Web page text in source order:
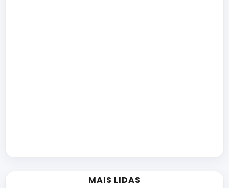
MAIS LIDAS